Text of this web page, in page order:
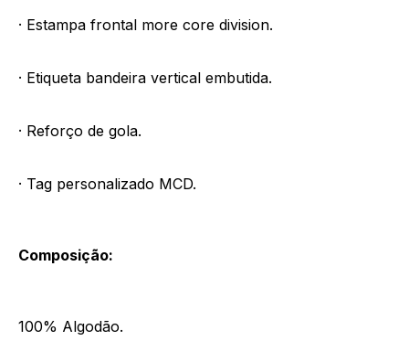
· Estampa frontal more core division.
· Etiqueta bandeira vertical embutida.
· Reforço de gola.
· Tag personalizado MCD.
Composição:
100% Algodão.